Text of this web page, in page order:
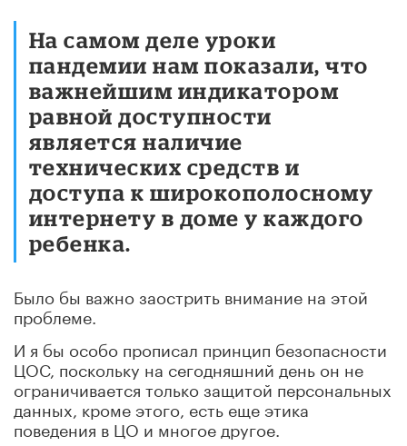
На самом деле уроки
пандемии нам показали, что
важнейшим индикатором
равной доступности
является наличие
технических средств и
доступа к широкополосному
интернету в доме у каждого
ребенка.
Было бы важно заострить внимание на этой
проблеме.
И я бы особо прописал принцип безопасности
ЦОС, поскольку на сегодняшний день он не
ограничивается только защитой персональных
данных, кроме этого, есть еще этика
поведения в ЦО и многое другое.